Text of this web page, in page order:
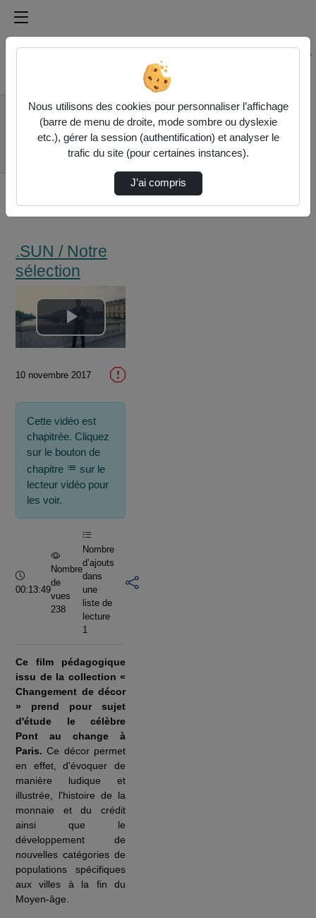
Médiathèque de l'université Paris
Rechercher un média sur Médiathèque de l'université
Accueil
.SUN / Notre
sélection
Les Changeurs Du
.SUN / Notre
sélection
Lire
la
vidéo
10 novembre 2017
Cette vidéo est
chapitrée. Cliquez
sur le bouton de
chapitre
sur le
lecteur vidéo pour
les voir.
Durée :
00:13:49
Nombre
de
vues
238
Nombre
d’ajouts
dans
une
liste de
lecture
1
Ce film pédagogique
issu de la collection «
Changement de décor
» prend pour sujet
d'étude le célèbre
Pont au change à
Paris.Ce décor permet
en effet, d'évoquer de
manière ludique et
illustrée, l'histoire de la
monnaie et du crédit
ainsi que le
développement de
nouvelles catégories de
populations spécifiques
aux villes à la fin du
Moyen-âge.
Nous utilisons des cookies pour personnaliser l’affichage
(barre de menu de droite, mode sombre ou dyslexie
etc.), gérer la session (authentification) et analyser le
trafic du site (pour certaines instances).
J’ai compris